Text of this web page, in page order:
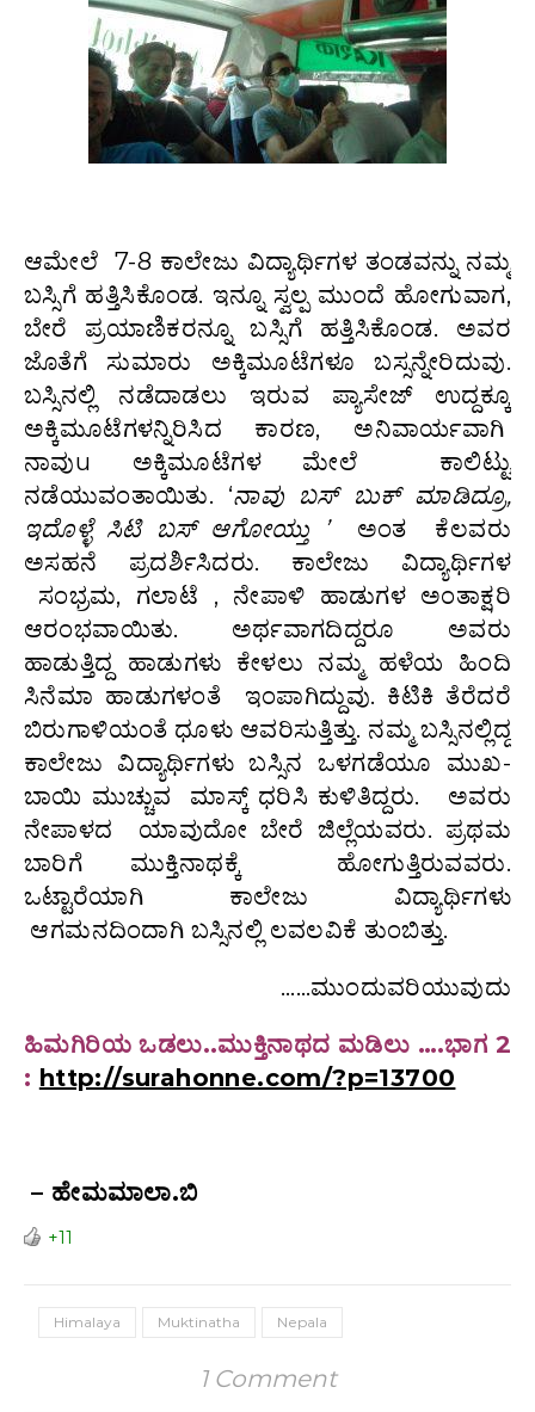
ಆಮೇಲೆ 7-8 ಕಾಲೇಜು ವಿದ್ಯಾರ್ಥಿಗಳ ತಂಡವನ್ನು ನಮ್ಮ
ಬಸ್ಸಿಗೆ ಹತ್ತಿಸಿಕೊಂಡ. ಇನ್ನೂ ಸ್ವಲ್ಪ ಮುಂದೆ ಹೋಗುವಾಗ,
ಬೇರೆ ಪ್ರಯಾಣಿಕರನ್ನೂ ಬಸ್ಸಿಗೆ ಹತ್ತಿಸಿಕೊಂಡ. ಅವರ
ಜೊತೆಗೆ ಸುಮಾರು ಅಕ್ಕಿಮೂಟೆಗಳೂ ಬಸ್ಸನ್ನೇರಿದುವು.
ಬಸ್ಸಿನಲ್ಲಿ ನಡೆದಾಡಲು ಇರುವ ಪ್ಯಾಸೇಜ್ ಉದ್ದಕ್ಕೂ
ಅಕ್ಕಿಮೂಟೆಗಳನ್ನಿರಿಸಿದ ಕಾರಣ, ಅನಿವಾರ್ಯವಾಗಿ
ನಾವುu ಅಕ್ಕಿಮೂಟೆಗಳ ಮೇಲೆ ಕಾಲಿಟ್ಟು
ನಡೆಯುವಂತಾಯಿತು. ‘ನಾವು ಬಸ್ ಬುಕ್ ಮಾಡಿದ್ರೂ,
ಇದೊಳ್ಳೆ ಸಿಟಿ ಬಸ್ ಆಗೋಯ್ತು ’ಅಂತ ಕೆಲವರು
ಅಸಹನೆ ಪ್ರದರ್ಶಿಸಿದರು. ಕಾಲೇಜು ವಿದ್ಯಾರ್ಥಿಗಳ
ಸಂಭ್ರಮ, ಗಲಾಟೆ , ನೇಪಾಳಿ ಹಾಡುಗಳ ಅಂತಾಕ್ಷರಿ
ಆರಂಭವಾಯಿತು. ಅರ್ಥವಾಗದಿದ್ದರೂ ಅವರು
ಹಾಡುತ್ತಿದ್ದ ಹಾಡುಗಳು ಕೇಳಲು ನಮ್ಮ ಹಳೆಯ ಹಿಂದಿ
ಸಿನೆಮಾ ಹಾಡುಗಳಂತೆ ಇಂಪಾಗಿದ್ದುವು. ಕಿಟಿಕಿ ತೆರೆದರೆ
ಬಿರುಗಾಳಿಯಂತೆ ಧೂಳು ಆವರಿಸುತ್ತಿತ್ತು. ನಮ್ಮ ಬಸ್ಸಿನಲ್ಲಿದ್ದ
ಕಾಲೇಜು ವಿದ್ಯಾರ್ಥಿಗಳು ಬಸ್ಸಿನ ಒಳಗಡೆಯೂ ಮುಖ-
ಬಾಯಿ ಮುಚ್ಚುವ ಮಾಸ್ಕ್ ಧರಿಸಿ ಕುಳಿತಿದ್ದರು. ಅವರು
ನೇಪಾಳದ ಯಾವುದೋ ಬೇರೆ ಜಿಲ್ಲೆಯವರು. ಪ್ರಥಮ
ಬಾರಿಗೆ ಮುಕ್ತಿನಾಥಕ್ಕೆ ಹೋಗುತ್ತಿರುವವರು.
ಒಟ್ಟಾರೆಯಾಗಿ ಕಾಲೇಜು ವಿದ್ಯಾರ್ಥಿಗಳು
ಆಗಮನದಿಂದಾಗಿ ಬಸ್ಸಿನಲ್ಲಿ ಲವಲವಿಕೆ ತುಂಬಿತ್ತು.
……ಮುಂದುವರಿಯುವುದು
ಹಿಮಗಿರಿಯ ಒಡಲು..ಮುಕ್ತಿನಾಥದ ಮಡಿಲು ….ಭಾಗ 2
: http://surahonne.com/?p=13700
– ಹೇಮಮಾಲಾ.ಬಿ
+11
Himalaya Muktinatha Nepala
1 Comment